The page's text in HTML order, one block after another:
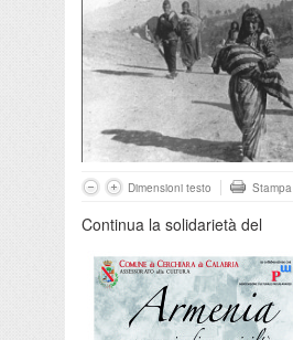
Dimensioni testo Stampa
Continua la solidarietà del